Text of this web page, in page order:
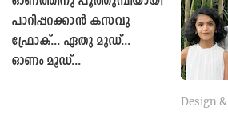
പാറിപ്പറക്കാൻ കസവു
ഫ്രോക്... ഏതു മൂഡ്...
ഓണം മൂഡ്...
Design